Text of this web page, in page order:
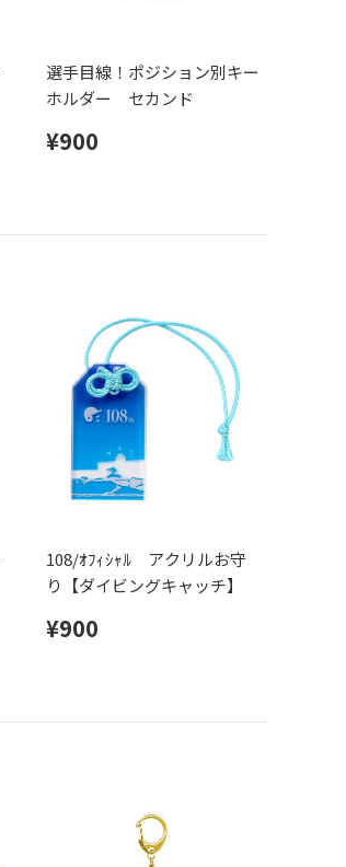
選手目線！ポジション別キー
ホルダー セカンド
¥900
108/ｵﾌｨｼｬﾙ アクリルお守
り【ダイビングキャッチ】
¥900